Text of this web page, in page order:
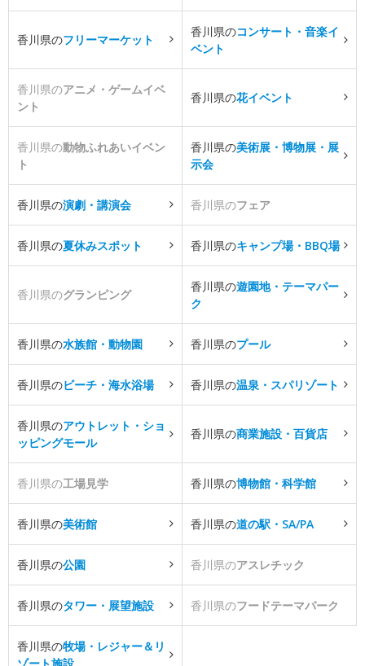
香川県のフリーマーケット
香川県のコンサート・音楽イ
ベント
香川県のアニメ・ゲームイベ
ント
香川県の花イベント
香川県の動物ふれあいイベン
ト
香川県の美術展・博物展・展
示会
香川県の演劇・講演会 香川県のフェア
香川県の夏休みスポット 香川県のキャンプ場・BBQ場
香川県のグランピング
香川県の遊園地・テーマパー
ク
香川県の水族館・動物園 香川県のプール
香川県のビーチ・海水浴場 香川県の温泉・スパリゾート
香川県のアウトレット・ショ
ッピングモール
香川県の商業施設・百貨店
香川県の工場見学 香川県の博物館・科学館
香川県の美術館 香川県の道の駅・SA/PA
香川県の公園 香川県のアスレチック
香川県のタワー・展望施設 香川県のフードテーマパーク
香川県の牧場・レジャー＆リ
ゾート施設